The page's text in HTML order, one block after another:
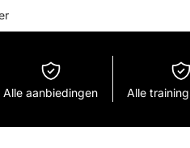
Alle aanbiedingen Alle